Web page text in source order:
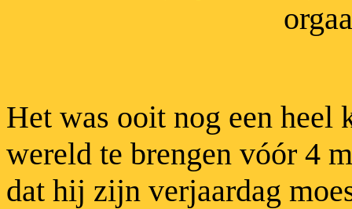
Het was ooit nog een
wereld te brengen vóór 4
dat hij zijn verjaardag